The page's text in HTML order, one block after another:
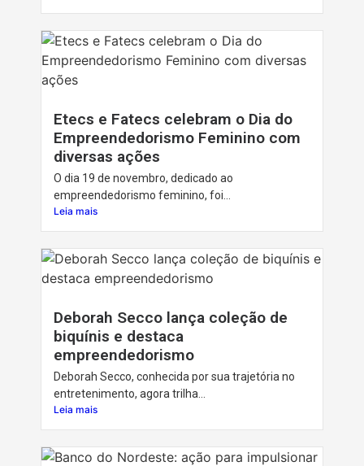
Etecs e Fatecs celebram o Dia do
Empreendedorismo Feminino com
diversas ações
O dia 19 de novembro, dedicado ao
empreendedorismo feminino, foi...
Leia mais
Deborah Secco lança coleção de
biquínis e destaca
empreendedorismo
Deborah Secco, conhecida por sua trajetória no
entretenimento, agora trilha...
Leia mais